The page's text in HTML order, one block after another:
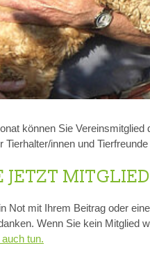
können Sie
Tierhalter/innen und
JETZT
Not mit Ihrem Beitrag oder
Wenn Sie kein Mitglied
tun.